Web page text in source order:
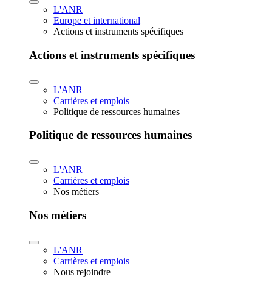
L'ANR
Europe et international
Actions et instruments spécifiques
Actions et instruments spécifiques
L'ANR
Carrières et emplois
Politique de ressources humaines
Politique de ressources humaines
L'ANR
Carrières et emplois
Nos métiers
Nos métiers
L'ANR
Carrières et emplois
Nous rejoindre